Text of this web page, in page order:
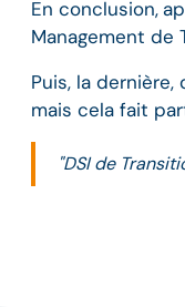
En conclusion,
Management de
Puis, la
mais cela fait
"DSI de